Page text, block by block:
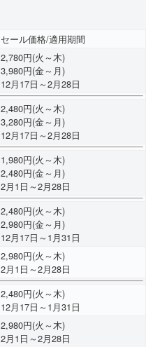
セール価格/適用期間
2,780円(火～木)
3,980円(金～月)
12月17日～2月28日
2,480円(火～木)
3,280円(金～月)
12月17日～2月28日
1,980円(火～木)
2,480円(金～月)
2月1日～2月28日
2,480円(火～木)
2,980円(金～月)
12月17日～1月31日
2,980円(火～木)
2月1日～2月28日
2,480円(火～木)
12月17日～1月31日
2,980円(火～木)
2月1日～2月28日